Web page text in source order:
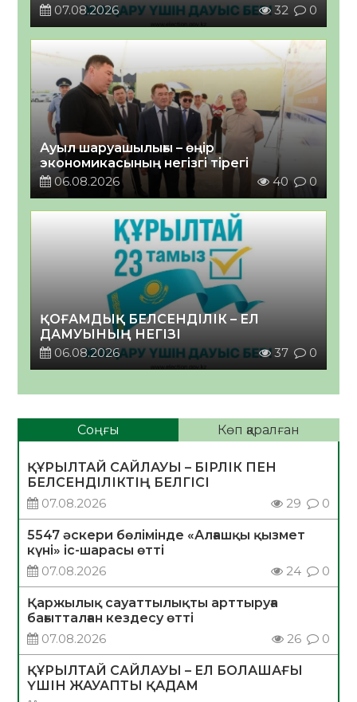
07.08.2026
32 0
Ауыл шаруашылығы – өңір
экономикасының негізгі тірегі
06.08.2026
40 0
ҚОҒАМДЫҚ БЕЛСЕНДІЛІК – ЕЛ
ДАМУЫНЫҢ НЕГІЗІ
06.08.2026
37 0
Соңғы Көп қаралған
ҚҰРЫЛТАЙ САЙЛАУЫ – БІРЛІК ПЕН
БЕЛСЕНДІЛІКТІҢ БЕЛГІСІ
07.08.2026
29 0
5547 әскери бөлімінде «Алғашқы қызмет
күні» іс-шарасы өтті
07.08.2026
24 0
Қаржылық сауаттылықты арттыруға
бағытталған кездесу өтті
07.08.2026
26 0
ҚҰРЫЛТАЙ САЙЛАУЫ – ЕЛ БОЛАШАҒЫ
ҮШІН ЖАУАПТЫ ҚАДАМ